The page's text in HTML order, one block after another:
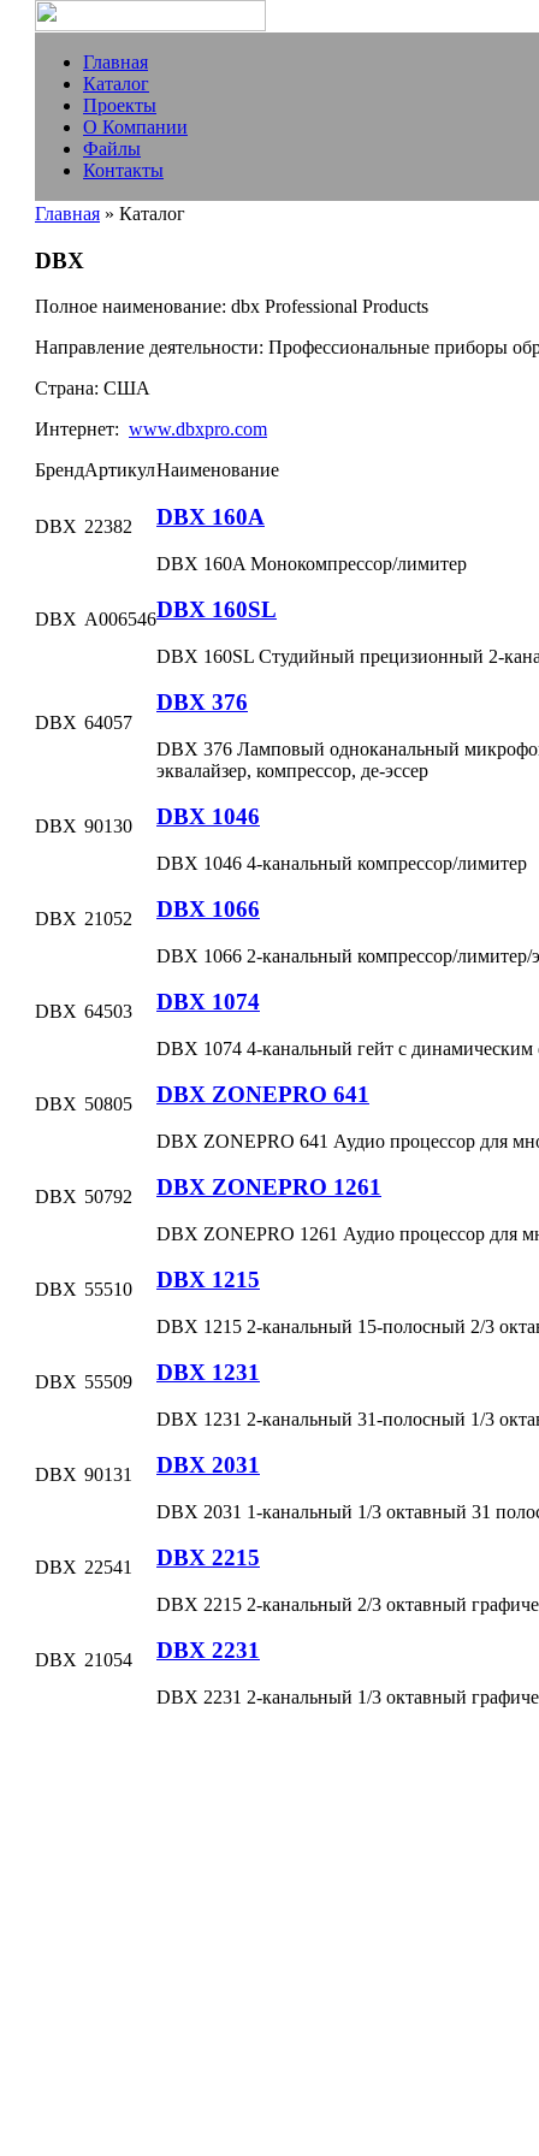
Главная
Каталог
Проекты
О Компании
Файлы
Контакты
Главная » Каталог
DBX
Полное наименование: dbx Professional Products
Направление деятельности: Профессиональные приборы
Страна: США
Интернет: www.dbxpro.com
БрендАртикулНаименование
DBX 22382 DBX 160A
DBX 160A Монокомпрессор/лимитер
DBX A006546DBX 160SL
DBX 160SL Студийный прецизионный 2-
DBX 64057
DBX 376
DBX 376 Ламповый одноканальный
эквалайзер, компрессор, де-эссер
DBX 90130 DBX 1046
DBX 1046 4-канальный компрессор/лимитер
DBX 21052 DBX 1066
DBX 1066 2-канальный компрессор/лимитер/
DBX 64503 DBX 1074
DBX 1074 4-канальный гейт с
DBX 50805 DBX ZONEPRO 641
DBX ZONEPRO 641 Аудио процессор для
DBX 50792 DBX ZONEPRO 1261
DBX ZONEPRO 1261 Аудио процессор для
DBX 55510 DBX 1215
DBX 1215 2-канальный 15-полосный 2/3
DBX 55509 DBX 1231
DBX 1231 2-канальный 31-полосный 1/3
DBX 90131 DBX 2031
DBX 2031 1-канальный 1/3 октавный 31
DBX 22541 DBX 2215
DBX 2215 2-канальный 2/3 октавный
DBX 21054 DBX 2231
DBX 2231 2-канальный 1/3 октавный